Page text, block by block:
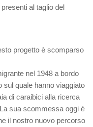
al taglio del
progetto è scomparso
nel 1948 a bordo
sul quale hanno viaggiato
di caraibici alla ricerca
sua scommessa oggi è
il nostro nuovo percorso